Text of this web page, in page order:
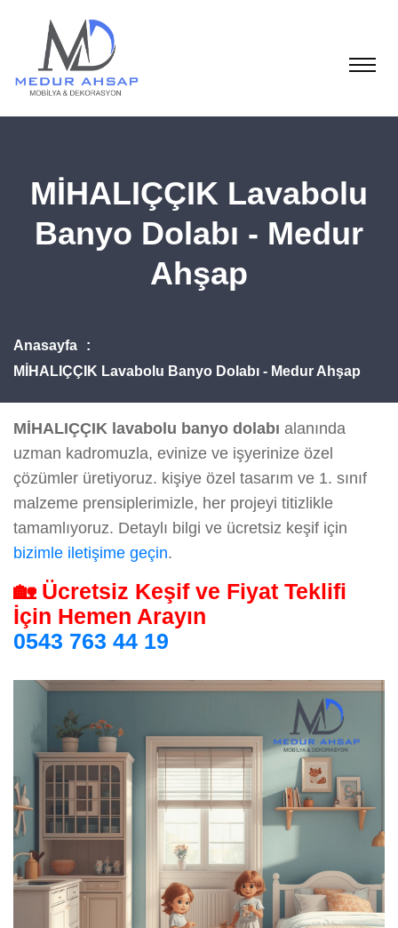
MİHALIÇÇIK Lavabolu
Banyo Dolabı - Medur
Ahşap
Anasayfa
MİHALIÇÇIK Lavabolu Banyo Dolabı - Medur Ahşap
MİHALIÇÇIK lavabolu banyo dolabı alanında
uzman kadromuzla, evinize ve işyerinize özel
çözümler üretiyoruz. kişiye özel tasarım ve 1. sınıf
malzeme prensiplerimizle, her projeyi titizlikle
tamamlıyoruz. Detaylı bilgi ve ücretsiz keşif için
bizimle iletişime geçin.
🏡 Ücretsiz Keşif ve Fiyat Teklifi
İçin Hemen Arayın
0543 763 44 19